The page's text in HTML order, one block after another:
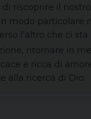
riscoprire il
modo particolare
l’altro che ci sta
ritornare in
e ricca di
alla ricerca di Dio.